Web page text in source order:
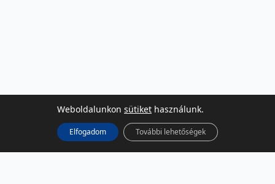
Weboldalunkon sütiket használunk.
Elfogadom További lehetőségek